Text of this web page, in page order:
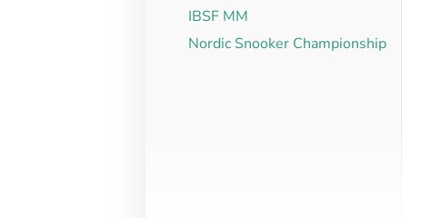
IBSF MM
Nordic Snooker Championship